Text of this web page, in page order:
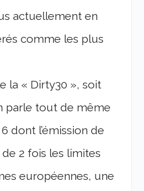
actuellement en
comme les plus
la « Dirty30 », soit
parle tout de même
dont l’émission de
2 fois les limites
européennes, une